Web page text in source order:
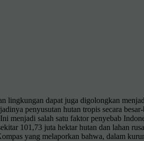
lingkungan dapat juga digolongkan
penyusutan hutan tropis secara
salah satu faktor penyebab
101,73 juta hektar hutan dan lahan
yang melaporkan bahwa, dalam